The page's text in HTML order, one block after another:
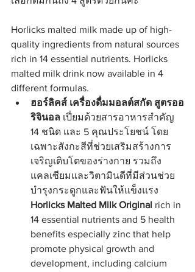
Horlicks malted milk made up of high-
quality ingredients from natural sources
rich in 14 essential nutrients. Horlicks
malted milk drink now available in 4
different formulas.
ฮอร์ลิคส์ เครื่องดื่มมอลต์สกัด สูตรออ
ริจินอล เปี่ยมด้วยสารอาหารสำคัญ
14 ชนิด และ 5 คุณประโยชน์ โดย
เฉพาะสังกะสีที่ช่วยเสริมสร้างการ
เจริญเติบโตของร่างกาย รวมถึง
แคลเซียมและวิตามินดีที่มีส่วนช่วย
บำรุงกระดูกและฟันให้แข็งแรง
Horlicks Malted Milk Original rich in
14 essential nutrients and 5 health
benefits especially zinc that help
promote physical growth and
development, including calcium